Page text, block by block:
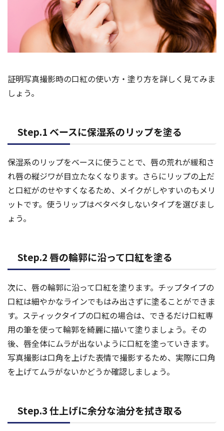
証明写真撮影時の口紅の使い方・塗り方を詳しく見てみま
しょう。
Step.1 ベースに保湿系のリップを塗る
保湿系のリップをベースに使うことで、唇の荒れが緩和さ
れ唇の縦ジワが目立たなくなります。さらにリップの上だ
と口紅がのせやすくなるため、メイクがしやすいのもメリ
ットです。使うリップはベタベタしないタイプを選びまし
ょう。
Step.2 唇の輪郭に沿って口紅を塗る
次に、唇の輪郭に沿って口紅を塗ります。チップタイプの
口紅は細やかなラインでもはみ出さずに塗ることができま
す。スティックタイプの口紅の場合は、できるだけ口紅専
用の筆を使って輪郭を綺麗に描いて塗りましょう。その
後、唇全体にムラが出ないように口紅を塗っていきます。
写真撮影は口角を上げた表情で撮影するため、実際に口角
を上げてムラがないかどうか確認しましょう。
Step.3 仕上げに余分な油分を拭き取る